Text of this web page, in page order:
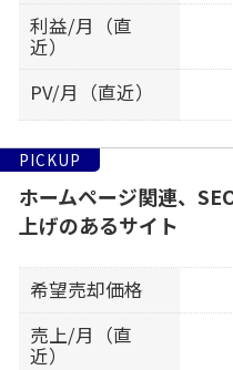
利益/月（直
近）
PV/月（直近）
PICKUP
ホームページ関連、
上げのあるサイト
希望売却価格
売上/月（直
近）